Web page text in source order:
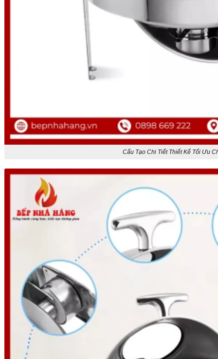
Cấu Tạo Chi Tiết Thiết Kế Tối Ưu